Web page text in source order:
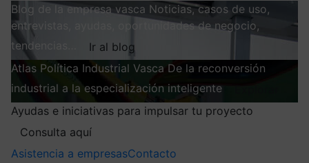
Blog de la empresa vasca Noticias, casos de uso,
entrevistas, ayudas, oportunidades de negocio,
tendencias…
Ir al blog
Atlas Política Industrial Vasca De la reconversión
industrial a la especialización inteligente
Ayudas e iniciativas para impulsar tu proyecto
Consulta aquí
Asistencia a empresasContacto